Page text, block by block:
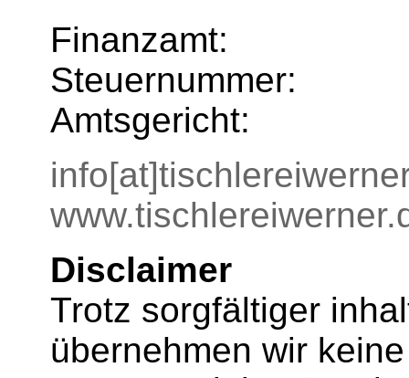
Finanzamt:
Steuernummer:
Amtsgericht:
Disclaimer
Trotz sorgfältiger
übernehmen wir